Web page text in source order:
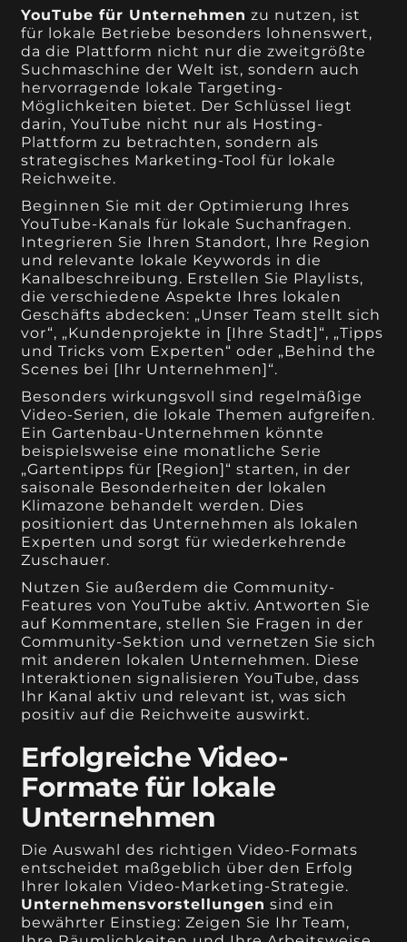
YouTube für Unternehmen zu nutzen, ist
für lokale Betriebe besonders lohnenswert,
da die Plattform nicht nur die zweitgrößte
Suchmaschine der Welt ist, sondern auch
hervorragende lokale Targeting-
Möglichkeiten bietet. Der Schlüssel liegt
darin, YouTube nicht nur als Hosting-
Plattform zu betrachten, sondern als
strategisches Marketing-Tool für lokale
Reichweite.
Beginnen Sie mit der Optimierung Ihres
YouTube-Kanals für lokale Suchanfragen.
Integrieren Sie Ihren Standort, Ihre Region
und relevante lokale Keywords in die
Kanalbeschreibung. Erstellen Sie Playlists,
die verschiedene Aspekte Ihres lokalen
Geschäfts abdecken: „Unser Team stellt sich
vor“, „Kundenprojekte in [Ihre Stadt]“, „Tipps
und Tricks vom Experten“ oder „Behind the
Scenes bei [Ihr Unternehmen]“.
Besonders wirkungsvoll sind regelmäßige
Video-Serien, die lokale Themen aufgreifen.
Ein Gartenbau-Unternehmen könnte
beispielsweise eine monatliche Serie
„Gartentipps für [Region]“ starten, in der
saisonale Besonderheiten der lokalen
Klimazone behandelt werden. Dies
positioniert das Unternehmen als lokalen
Experten und sorgt für wiederkehrende
Zuschauer.
Nutzen Sie außerdem die Community-
Features von YouTube aktiv. Antworten Sie
auf Kommentare, stellen Sie Fragen in der
Community-Sektion und vernetzen Sie sich
mit anderen lokalen Unternehmen. Diese
Interaktionen signalisieren YouTube, dass
Ihr Kanal aktiv und relevant ist, was sich
positiv auf die Reichweite auswirkt.
Erfolgreiche Video-
Formate für lokale
Unternehmen
Die Auswahl des richtigen Video-Formats
entscheidet maßgeblich über den Erfolg
Ihrer lokalen Video-Marketing-Strategie.
Unternehmensvorstellungen sind ein
bewährter Einstieg: Zeigen Sie Ihr Team,